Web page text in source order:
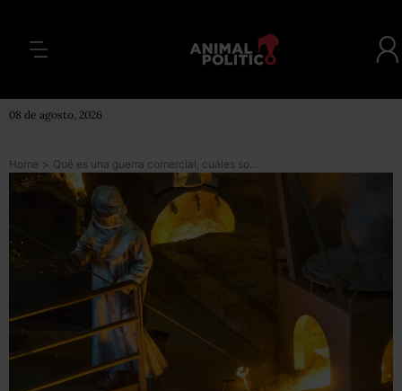
08 de agosto, 2026
Home > Qué es una guerra comercial, cuáles son sus armas y quiénes son sus principales víctimas